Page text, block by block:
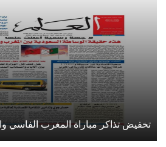
تخفيض تذاكر مباراة المغرب الفاسي